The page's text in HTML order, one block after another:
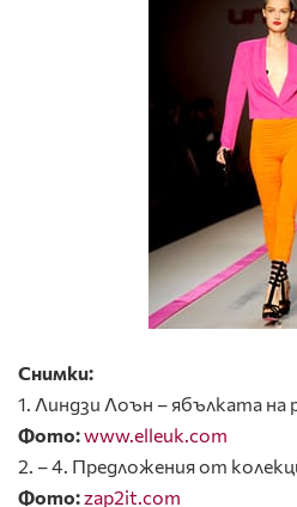
Снимки:
1. Линдзи Лоън – ябълката на
Фото:www.elleuk.com
2. – 4. Предложения от
Фото:zap2it.com